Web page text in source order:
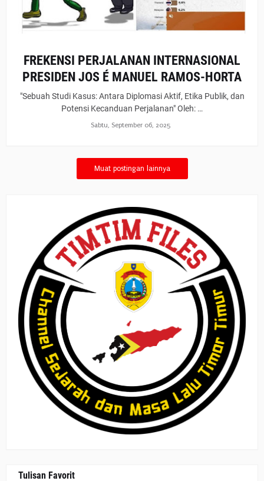
FREKENSI PERJALANAN INTERNASIONAL
PRESIDEN JOS É MANUEL RAMOS-HORTA
"Sebuah Studi Kasus: Antara Diplomasi Aktif, Etika Publik, dan
Potensi Kecanduan Perjalanan" Oleh: …
Sabtu, September 06, 2025
Muat postingan lainnya
Tulisan Favorit